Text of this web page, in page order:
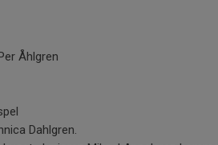
Åhlgren
Dahlgren.